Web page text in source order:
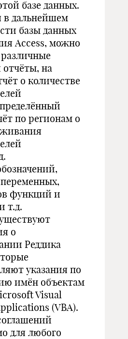
базе данных.
в дальнейшем
базы данных
Access, можно
различные
на
о количестве
по регионам о
функций и
т.д.
о
Реддика
указания по
имён объектам
Visual
(VBA).
для любого